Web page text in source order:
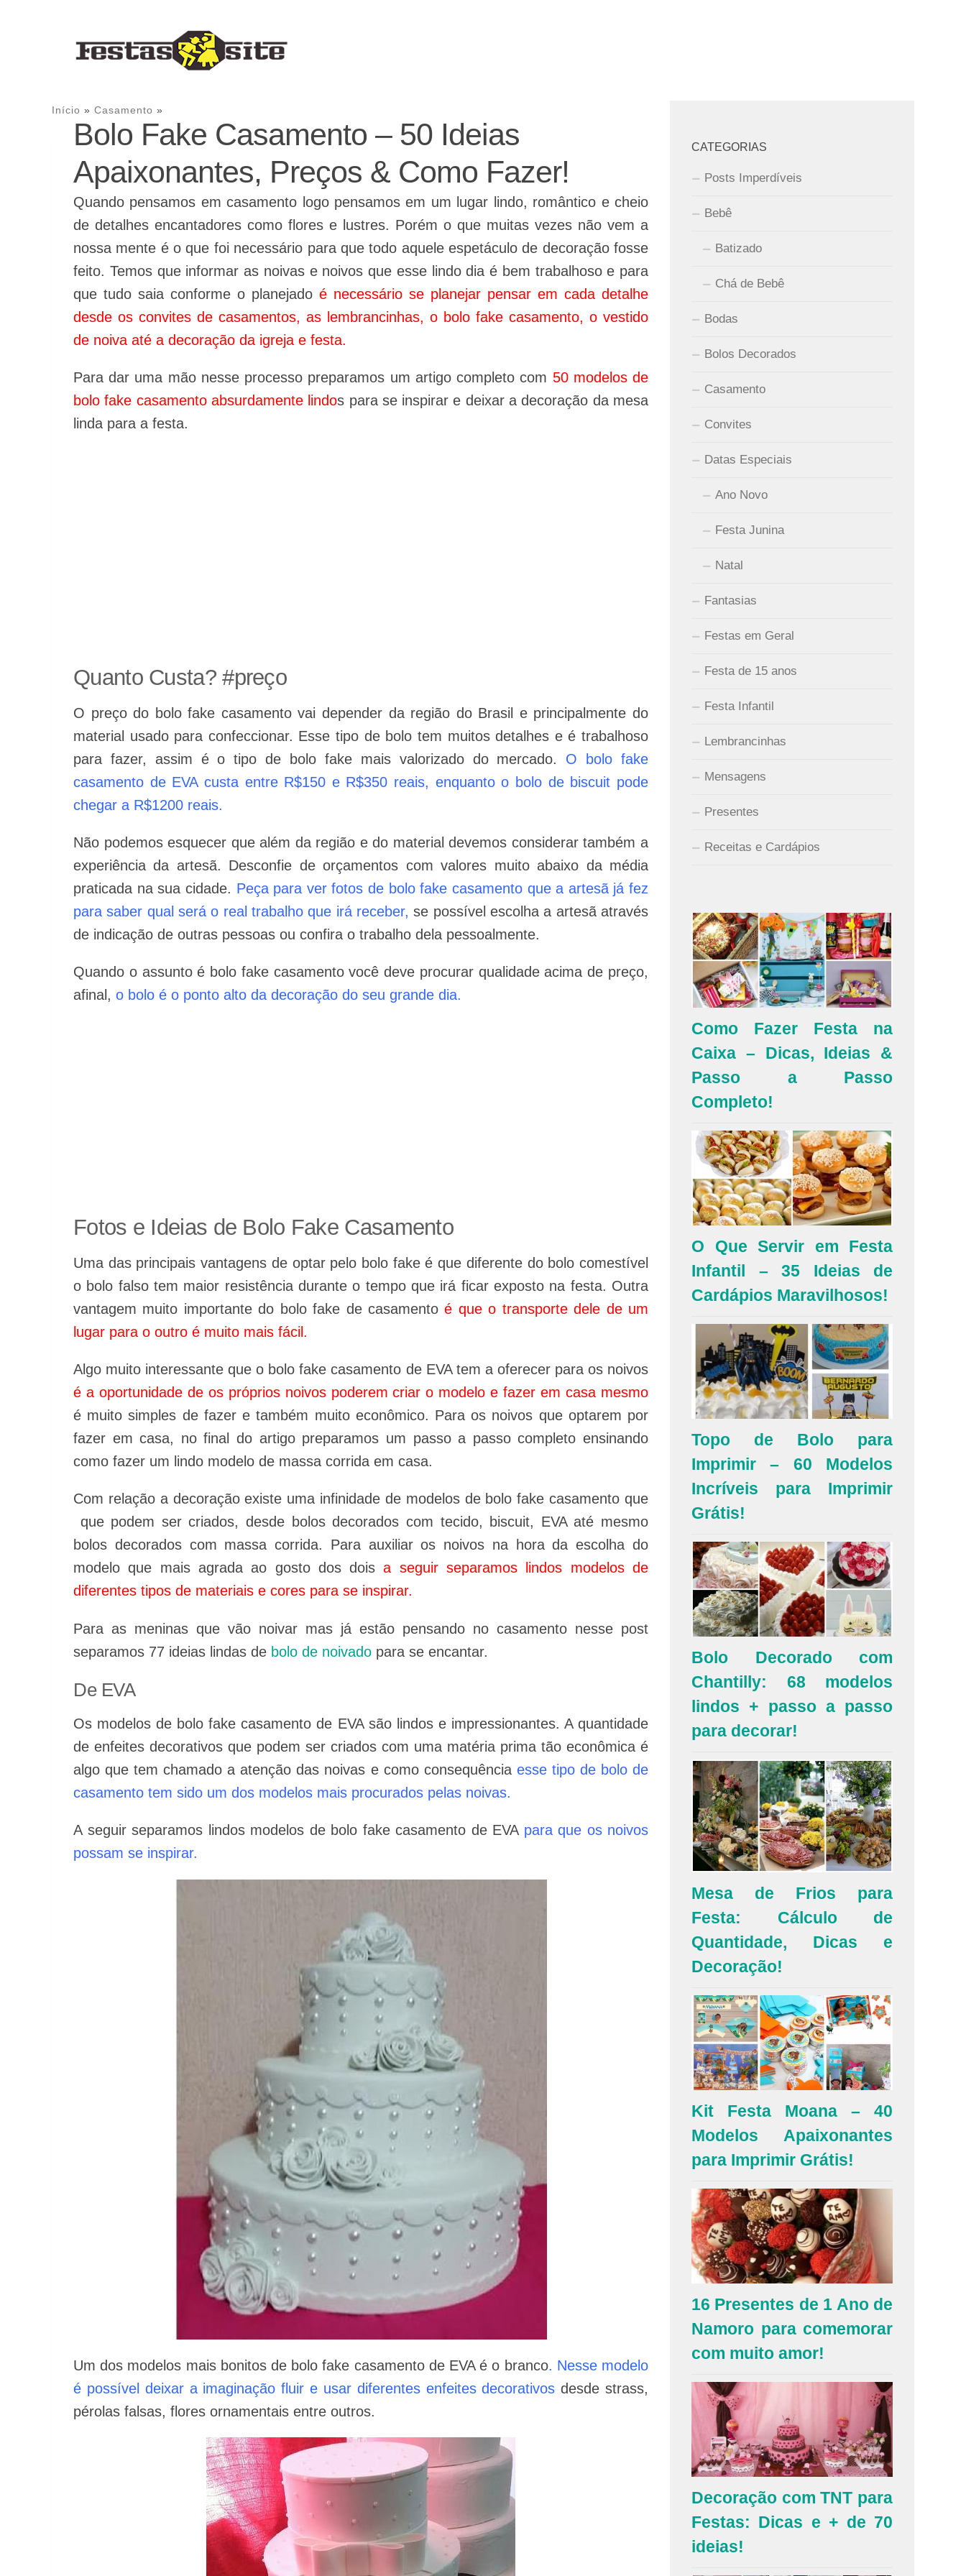
Início » Casamento »
Bolo Fake Casamento – 50 Ideias
Apaixonantes, Preços & Como Fazer!
Quando pensamos em casamento logo pensamos em um lugar lindo, romântico e cheio
de detalhes encantadores como flores e lustres. Porém o que muitas vezes não vem a
nossa mente é o que foi necessário para que todo aquele espetáculo de decoração fosse
feito. Temos que informar as noivas e noivos que esse lindo dia é bem trabalhoso e para
que tudo saia conforme o planejado é necessário se planejar pensar em cada detalhe
desde os convites de casamentos, as lembrancinhas, o bolo fake casamento, o vestido
de noiva até a decoração da igreja e festa.
Para dar uma mão nesse processo preparamos um artigo completo com 50 modelos de
bolo fake casamento absurdamente lindos para se inspirar e deixar a decoração da mesa
linda para a festa.
Quanto Custa? #preço
O preço do bolo fake casamento vai depender da região do Brasil e principalmente do
material usado para confeccionar. Esse tipo de bolo tem muitos detalhes e é trabalhoso
para fazer, assim é o tipo de bolo fake mais valorizado do mercado. O bolo fake
casamento de EVA custa entre R$150 e R$350 reais, enquanto o bolo de biscuit pode
chegar a R$1200 reais.
Não podemos esquecer que além da região e do material devemos considerar também a
experiência da artesã. Desconfie de orçamentos com valores muito abaixo da média
praticada na sua cidade. Peça para ver fotos de bolo fake casamento que a artesã já fez
para saber qual será o real trabalho que irá receber, se possível escolha a artesã através
de indicação de outras pessoas ou confira o trabalho dela pessoalmente.
Quando o assunto é bolo fake casamento você deve procurar qualidade acima de preço,
afinal, o bolo é o ponto alto da decoração do seu grande dia.
Fotos e Ideias de Bolo Fake Casamento
Uma das principais vantagens de optar pelo bolo fake é que diferente do bolo comestível
o bolo falso tem maior resistência durante o tempo que irá ficar exposto na festa. Outra
vantagem muito importante do bolo fake de casamento é que o transporte dele de um
lugar para o outro é muito mais fácil.
Algo muito interessante que o bolo fake casamento de EVA tem a oferecer para os noivos
é a oportunidade de os próprios noivos poderem criar o modelo e fazer em casa mesmo
é muito simples de fazer e também muito econômico. Para os noivos que optarem por
fazer em casa, no final do artigo preparamos um passo a passo completo ensinando
como fazer um lindo modelo de massa corrida em casa.
Com relação a decoração existe uma infinidade de modelos de bolo fake casamento que
que podem ser criados, desde bolos decorados com tecido, biscuit, EVA até mesmo
bolos decorados com massa corrida. Para auxiliar os noivos na hora da escolha do
modelo que mais agrada ao gosto dos doisa seguir separamos lindos modelos de
diferentes tipos de materiais e cores para se inspirar.
Para as meninas que vão noivar mas já estão pensando no casamento nesse post
separamos 77 ideias lindas de bolo de noivado para se encantar.
De EVA
Os modelos de bolo fake casamento de EVA são lindos e impressionantes. A quantidade
de enfeites decorativos que podem ser criados com uma matéria prima tão econômica é
algo que tem chamado a atenção das noivas e como consequência esse tipo de bolo de
casamento tem sido um dos modelos mais procurados pelas noivas.
A seguir separamos lindos modelos de bolo fake casamento de EVA para que os noivos
possam se inspirar.
Um dos modelos mais bonitos de bolo fake casamento de EVA é o branco. Nesse modelo
é possível deixar a imaginação fluir e usar diferentes enfeites decorativos desde strass,
pérolas falsas, flores ornamentais entre outros.
CATEGORIAS
Posts Imperdíveis
Bebê
Batizado
Chá de Bebê
Bodas
Bolos Decorados
Casamento
Convites
Datas Especiais
Ano Novo
Festa Junina
Natal
Fantasias
Festas em Geral
Festa de 15 anos
Festa Infantil
Lembrancinhas
Mensagens
Presentes
Receitas e Cardápios
Como Fazer Festa na
Caixa – Dicas, Ideias &
Passo a Passo
Completo!
O Que Servir em Festa
Infantil – 35 Ideias de
Cardápios Maravilhosos!
Topo de Bolo para
Imprimir – 60 Modelos
Incríveis para Imprimir
Grátis!
Bolo Decorado com
Chantilly: 68 modelos
lindos + passo a passo
para decorar!
Mesa de Frios para
Festa: Cálculo de
Quantidade, Dicas e
Decoração!
Kit Festa Moana – 40
Modelos Apaixonantes
para Imprimir Grátis!
16 Presentes de 1 Ano de
Namoro para comemorar
com muito amor!
Decoração com TNT para
Festas: Dicas e + de 70
ideias!